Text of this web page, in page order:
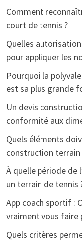
Comment
court de tennis ?
Quelles
pour appliquer les
Pourquoi la
est sa plus grande
Un devis
conformité aux
Quels éléments
construction terrain
À quelle période de
un terrain de tennis
App coach sportif :
vraiment vous faire
Quels critères